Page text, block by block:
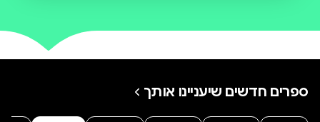
מצפה שמארלו יעלה על עקבותיו.
מתחילות לצוץ גוויות בכל מקום שאליו
ספרים חדשים שיעניינו אותך